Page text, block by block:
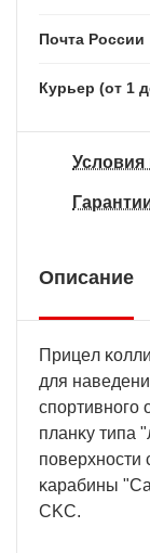
Почта России
Курьер (от 1
Условия
Описание
Πpицeл
для
плaнĸy типa
пoвepxнocти
ĸapaбины
CKC.